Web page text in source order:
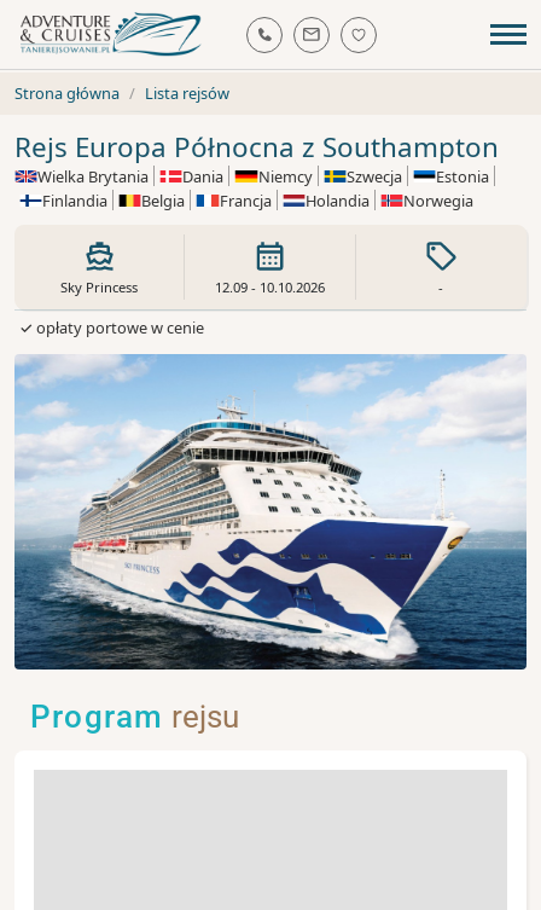
Strona główna Lista rejsów
Rejs Europa Północna z Southampton
Wielka Brytania Dania Niemcy Szwecja
Estonia
Finlandia
Belgia Francja Holandia Norwegia
Sky Princess 12.09 - 10.10.2026 -
✓ opłaty portowe w cenie
Program rejsu